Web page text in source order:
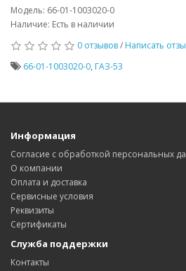
Модель: 66-01-1003020-0
Наличие: Есть в наличии
0 отзывов/ Написать
66-01-1003020-0, ГАЗ-53
Информация
Согласие с обработкой персональных
О компании
Оплата и доставка
Сервисные условия
Реквизиты
Сертификаты
Служба поддержки
Контакты